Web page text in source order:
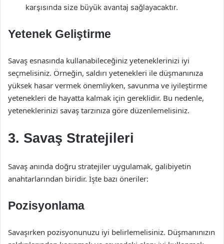
karşısında size büyük avantaj sağlayacaktır.
Yetenek Geliştirme
Savaş esnasında kullanabileceğiniz yeteneklerinizi iyi
seçmelisiniz. Örneğin, saldırı yetenekleri ile düşmanınıza
yüksek hasar vermek önemliyken, savunma ve iyileştirme
yetenekleri de hayatta kalmak için gereklidir. Bu nedenle,
yeteneklerinizi savaş tarzınıza göre düzenlemelisiniz.
3. Savaş Stratejileri
Savaş anında doğru stratejiler uygulamak, galibiyetin
anahtarlarından biridir. İşte bazı öneriler:
Pozisyonlama
Savaşırken pozisyonunuzu iyi belirlemelisiniz. Düşmanınızın